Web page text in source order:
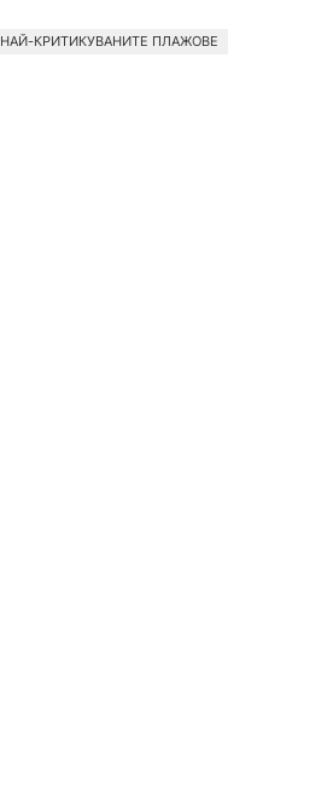
НАЙ-КРИТИКУВАНИТЕ ПЛАЖОВЕ